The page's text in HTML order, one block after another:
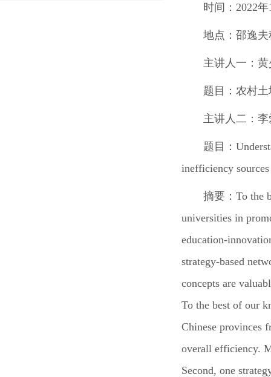
时间： 2022年
地点： 邵逸
主讲人一： 黄
题目： 农村
主讲人二： 李
题目：
inefficiency
摘要： To the
universities in
education-
strategy-based
concepts are
To the best of our
Chinese provinces
overall efficiency.
Second, one